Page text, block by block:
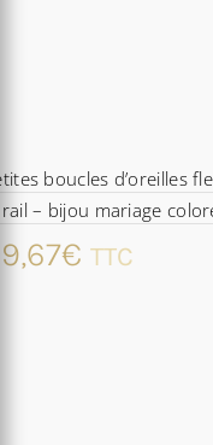
boucles d’oreilles
– bijou mariage
€ TTC